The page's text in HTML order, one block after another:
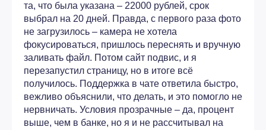
та, что была указана – 22000 рублей, срок
выбрал на 20 дней. Правда, с первого раза фото
не загрузилось – камера не хотела
фокусироваться, пришлось переснять и вручную
заливать файл. Потом сайт подвис, и я
перезапустил страницу, но в итоге всё
получилось. Поддержка в чате ответила быстро,
вежливо объяснили, что делать, и это помогло не
нервничать. Условия прозрачные – да, процент
выше, чем в банке, но я и не рассчитывал на